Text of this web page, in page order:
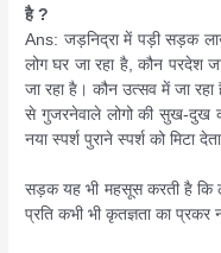
है ?
Ans: जड़निद्रा में पड़ी सड़क
लोग घर जा रहा है, कौन परदेश
जा रहा है। कौन उत्सव में जा
से गुजरनेवाले लोगो की सुख-दुख
नया स्पर्श पुराने स्पर्श को मिटा
सड़क यह भी महसूस करती है
प्रति कभी भी कृतज्ञता का प्रकर